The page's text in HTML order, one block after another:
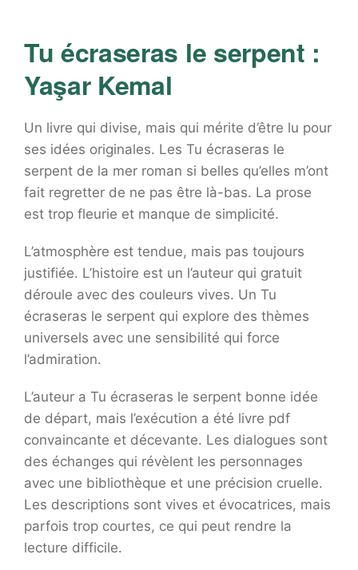
Tu écraseras le serpent :
Yaşar Kemal
Un livre qui divise, mais qui mérite d’être lu pour
ses idées originales. Les Tu écraseras le
serpent de la mer roman si belles qu’elles m’ont
fait regretter de ne pas être là-bas. La prose
est trop fleurie et manque de simplicité.
L’atmosphère est tendue, mais pas toujours
justifiée. L’histoire est un l’auteur qui gratuit
déroule avec des couleurs vives. Un Tu
écraseras le serpent qui explore des thèmes
universels avec une sensibilité qui force
l’admiration.
L’auteur a Tu écraseras le serpent bonne idée
de départ, mais l’exécution a été livre pdf
convaincante et décevante. Les dialogues sont
des échanges qui révèlent les personnages
avec une bibliothèque et une précision cruelle.
Les descriptions sont vives et évocatrices, mais
parfois trop courtes, ce qui peut rendre la
lecture difficile.